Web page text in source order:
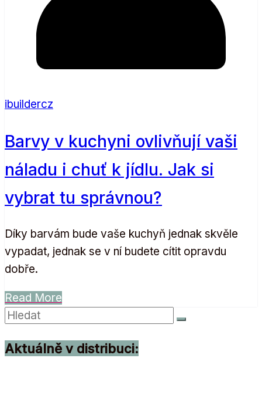
ibuildercz
Barvy v kuchyni ovlivňují vaši
náladu i chuť k jídlu. Jak si
vybrat tu správnou?
Díky barvám bude vaše kuchyň jednak skvěle
vypadat, jednak se v ní budete cítit opravdu
dobře.
Read More
Aktuálně v distribuci: